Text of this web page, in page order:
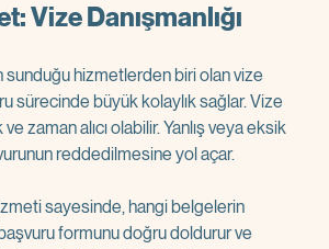
Vize Danışmanlığı
sunduğu hizmetlerden biri olan vize
sürecinde büyük kolaylık sağlar. Vize
zaman alıcı olabilir. Yanlış veya eksik
reddedilmesine yol açar.
sayesinde, hangi belgelerin
formunu doğru doldurur ve